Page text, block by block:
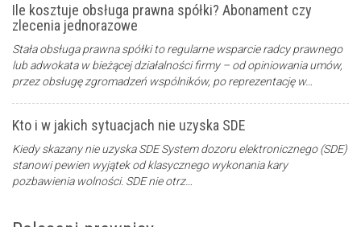
Ile kosztuje obsługa prawna spółki? Abonament czy
zlecenia jednorazowe
Stała obsługa prawna spółki to regularne wsparcie radcy prawnego
lub adwokata w bieżącej działalności firmy – od opiniowania umów,
przez obsługę zgromadzeń wspólników, po reprezentację w…
Kto i w jakich sytuacjach nie uzyska SDE
Kiedy skazany nie uzyska SDE System dozoru elektronicznego (SDE)
stanowi pewien wyjątek od klasycznego wykonania kary
pozbawienia wolności. SDE nie otrz…